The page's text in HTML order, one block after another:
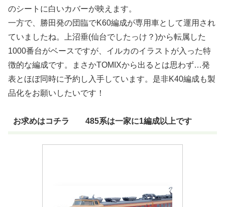
のシートに白いカバーが映えます。
一方で、勝田発の団臨でK60編成が専用車として運用され
ていましたね。上沼垂(仙台でしたっけ？)から転属した
1000番台がベースですが、イルカのイラストが入った特
徴的な編成です。まさかTOMIXから出るとは思わず…発
表とほぼ同時に予約し入手しています。是非K40編成も製
品化をお願いしたいです！
お求めはコチラ 485系は一家に1編成以上です